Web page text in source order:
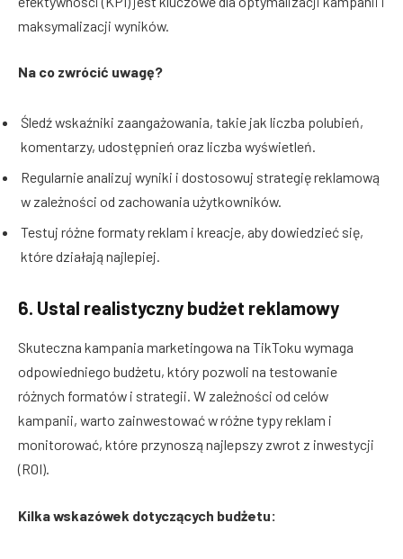
maksymalizacji wyników.
Na co zwrócić uwagę?
Śledź wskaźniki zaangażowania, takie jak liczba polubień,
komentarzy, udostępnień oraz liczba wyświetleń.
Regularnie analizuj wyniki i dostosowuj strategię reklamową
w zależności od zachowania użytkowników.
Testuj różne formaty reklam i kreacje, aby dowiedzieć się,
które działają najlepiej.
6. Ustal realistyczny budżet reklamowy
Skuteczna kampania marketingowa na TikToku wymaga
odpowiedniego budżetu, który pozwoli na testowanie
różnych formatów i strategii. W zależności od celów
kampanii, warto zainwestować w różne typy reklam i
monitorować, które przynoszą najlepszy zwrot z inwestycji
(ROI).
Kilka wskazówek dotyczących budżetu: